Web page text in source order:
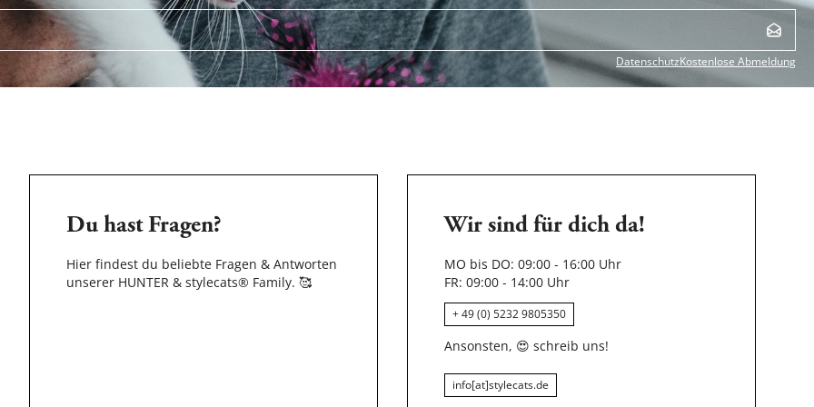
DatenschutzKostenlose Abmeldung
Du hast Fragen?
Hier findest du beliebte Fragen & Antworten
unserer HUNTER & stylecats® Family. 🥰
Wir sind für dich da!
MO bis DO: 09:00 - 16:00 Uhr
FR: 09:00 - 14:00 Uhr
+ 49 (0) 5232 9805350
Ansonsten, 😍 schreib uns!
info[at]stylecats.de